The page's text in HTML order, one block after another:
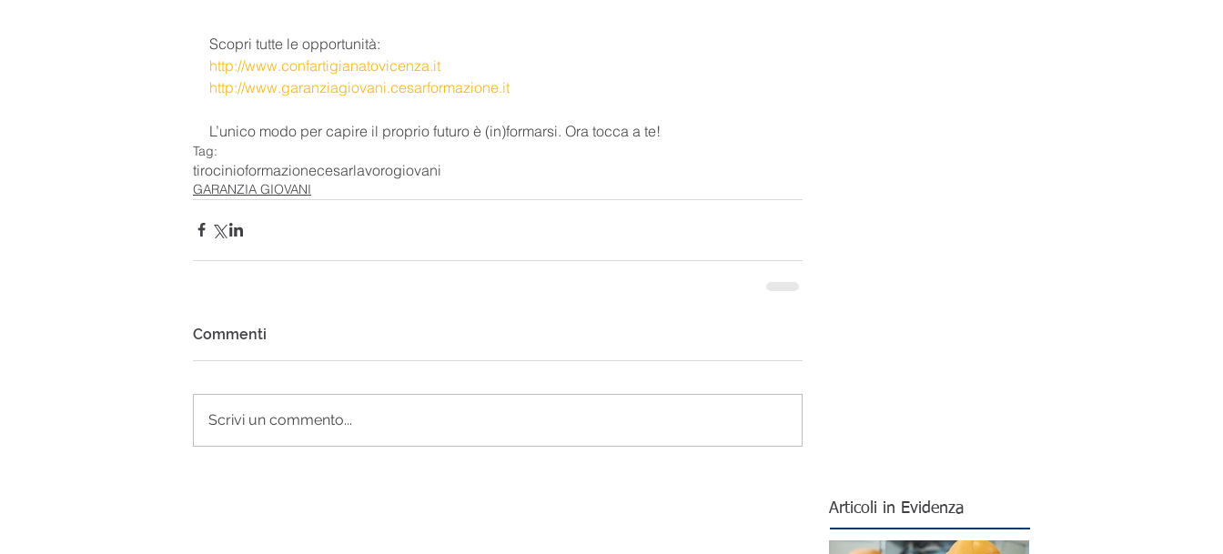
Scopri tutte le opportunità:
http://www.confartigianatovicenza.it
http://www.garanziagiovani.cesarformazione.it
L’unico modo per capire il proprio futuro è (in)formarsi. Ora tocca a te!
Tag:
tirocinioformazionecesarlavorogiovani
GARANZIA GIOVANI
Commenti
Scrivi un commento...
Articoli in Evidenza